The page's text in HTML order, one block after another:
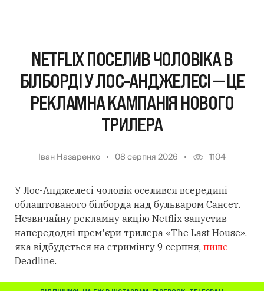
NETFLIX ПОСЕЛИВ ЧОЛОВІКА В
БІЛБОРДІ У ЛОС-АНДЖЕЛЕСІ — ЦЕ
РЕКЛАМНА КАМПАНІЯ НОВОГО
ТРИЛЕРА
Іван Назаренко 08 серпня 2026 1104
У Лос-Анджелесі чоловік оселився всередині
облаштованого білборда над бульваром Сансет.
Незвичайну рекламну акцію Netflix запустив
напередодні прем'єри трилера «The Last House»,
яка відбудеться на стримінгу 9 серпня, пише
Deadline.